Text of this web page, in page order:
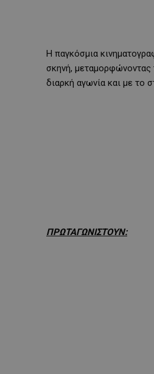
Η παγκόσμια
σκηνή, μεταμορφώνοντας
διαρκή αγωνία και με το
ΠΡΩΤΑΓΩΝΙΣΤΟΥΝ: